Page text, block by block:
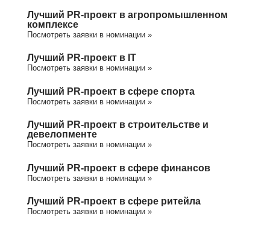
Лучший PR-проект в агропромышленном
комплексе
Посмотреть заявки в номинации »
Лучший PR-проект в IT
Посмотреть заявки в номинации »
Лучший PR-проект в сфере спорта
Посмотреть заявки в номинации »
Лучший PR-проект в строительстве и
девелопменте
Посмотреть заявки в номинации »
Лучший PR-проект в сфере финансов
Посмотреть заявки в номинации »
Лучший PR-проект в сфере ритейла
Посмотреть заявки в номинации »